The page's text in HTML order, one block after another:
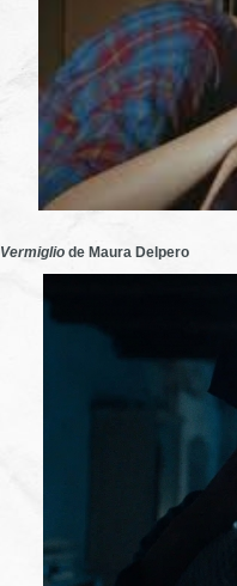
Vermiglio de Maura Delpero